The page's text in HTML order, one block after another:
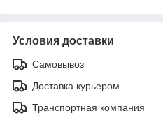
Условия доставки
Самовывоз
Доставка курьером
Транспортная компания